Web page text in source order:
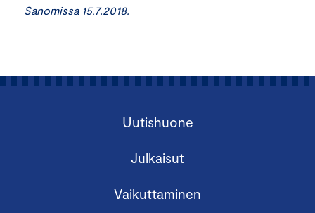
Sanomissa 15.7.2018.
Uutishuone
Julkaisut
Vaikuttaminen